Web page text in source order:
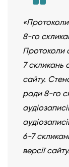
8-го
Протоколи
7 скликань
сайту.
ради 8-го
6-7
версії